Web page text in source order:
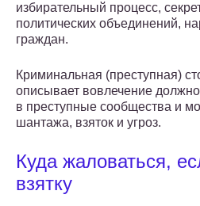
избирательный процесс,
политических объединений,
граждан.
Криминальная (преступная)
описывает вовлечение
в преступные сообщества и
шантажа, взяток и угроз.
Куда жаловаться,
взятку